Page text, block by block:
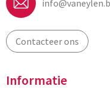
Contacteer ons
Informatie